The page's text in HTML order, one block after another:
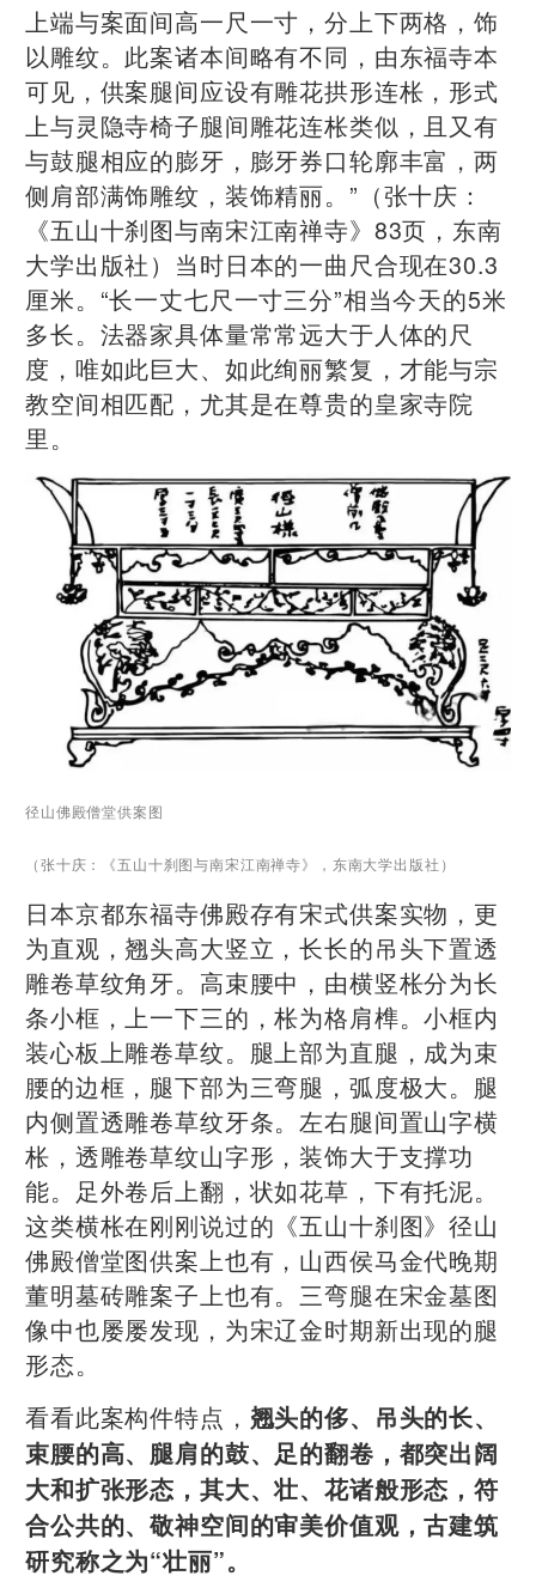
上端与案面间高一尺一寸，分上下两格，饰
以雕纹。此案诸本间略有不同，由东福寺本
可见，供案腿间应设有雕花拱形连枨，形式
上与灵隐寺椅子腿间雕花连枨类似，且又有
与鼓腿相应的膨牙，膨牙券口轮廓丰富，两
侧肩部满饰雕纹，装饰精丽。”（张十庆：
《五山十刹图与南宋江南禅寺》83页，东南
大学出版社）当时日本的一曲尺合现在30.3
厘米。“长一丈七尺一寸三分”相当今天的5米
多长。法器家具体量常常远大于人体的尺
度，唯如此巨大、如此绚丽繁复，才能与宗
教空间相匹配，尤其是在尊贵的皇家寺院
里。
径山佛殿僧堂供案图
（张十庆：《五山十刹图与南宋江南禅寺》，东南大学出版社）
日本京都东福寺佛殿存有宋式供案实物，更
为直观，翘头高大竖立，长长的吊头下置透
雕卷草纹角牙。高束腰中，由横竖枨分为长
条小框，上一下三的，枨为格肩榫。小框内
装心板上雕卷草纹。腿上部为直腿，成为束
腰的边框，腿下部为三弯腿，弧度极大。腿
内侧置透雕卷草纹牙条。左右腿间置山字横
枨，透雕卷草纹山字形，装饰大于支撑功
能。足外卷后上翻，状如花草，下有托泥。
这类横枨在刚刚说过的《五山十刹图》径山
佛殿僧堂图供案上也有，山西侯马金代晚期
董明墓砖雕案子上也有。三弯腿在宋金墓图
像中也屡屡发现，为宋辽金时期新出现的腿
形态。
看看此案构件特点， 翘头的侈、吊头的长、
束腰的高、腿肩的鼓、足的翻卷，都突出阔
大和扩张形态，其大、壮、花诸般形态，符
合公共的、敬神空间的审美价值观，古建筑
研究称之为“壮丽”。